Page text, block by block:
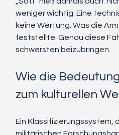
weniger wichtig. Eine
keine Wertung. Was die
feststellte: Genau diese
schwersten beizubringen.
Wie die
zum kulturellen
Ein Klassifizierungssystem,
militärischen